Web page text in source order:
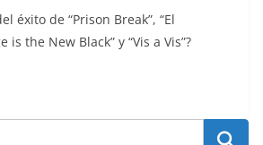
éxito de “Prison Break”, “El
is the New Black” y “Vis a Vis”?